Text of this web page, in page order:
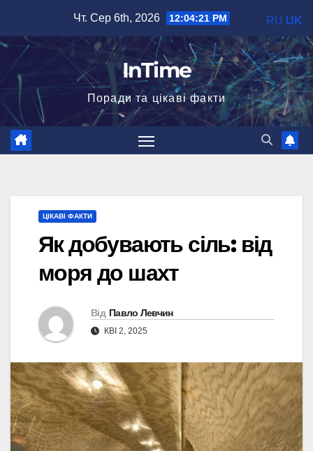
вмісту
Чт. Сер 6th, 2026 12:04:22 PM
InTime
Поради та цікаві факти
ЦІКАВІ ФАКТИ
Як добувають сіль: від
моря до шахт
Від Павло Левчин
КВІ 2, 2025
RU UK